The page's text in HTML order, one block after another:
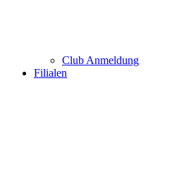
Club Anmeldung
Filialen